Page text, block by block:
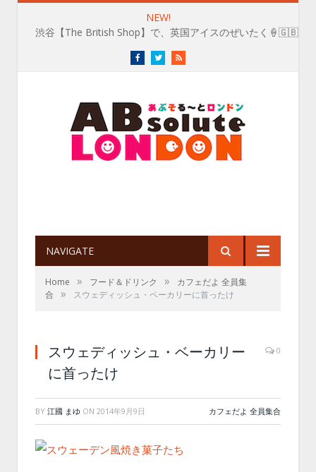
NEW!
渋谷【The British Shop】で、英国アイスのぜいたく🍦🇬🇧
FacebookTwitterRSS
NAVIGATE
Home » フード＆ドリンク »
カフェだよ 全員集
合
» スウェディッシュ・ベーカリーに首ったけ
スウェディッシュ・ベーカリー
に首ったけ
0
BY 江國 まゆ ON 2014年9月9日 カフェだよ 全員集合